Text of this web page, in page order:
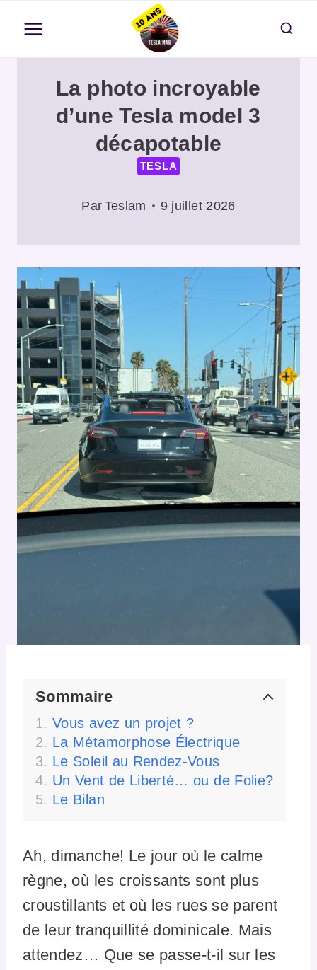
contenu
La photo incroyable
d’une Tesla model 3
décapotable
TESLA
Par Teslam 9 juillet 2026
Sommaire
Vous avez un projet ?
La Métamorphose Électrique
Le Soleil au Rendez-Vous
Un Vent de Liberté… ou de Folie?
Le Bilan
Ah, dimanche! Le jour où le calme
règne, où les croissants sont plus
croustillants et où les rues se parent
de leur tranquillité dominicale. Mais
attendez… Que se passe-t-il sur les